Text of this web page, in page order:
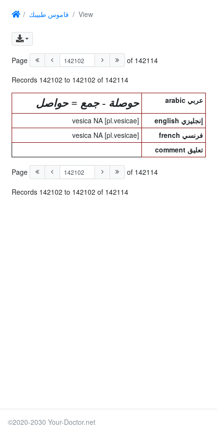
قاموس طبيبك View
Page of 142114
Records 142102 to 142102 of 142114
arabic عربي حوصلة - جمع = حواصل
english إنجليزي
vesica NA [pl.vesicae]
french فرنسي
vesica NA [pl.vesicae]
comment تعليق
Page of 142114
Records 142102 to 142102 of 142114
©2020-2030 Your-Doctor.net